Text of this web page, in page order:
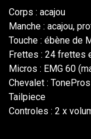
Corps : acajou
Manche : acajou,
Touche : ébène de
Frettes : 24 frettes
Micros : EMG 60
Chevalet :
Tailpiece
Controles : 2 x